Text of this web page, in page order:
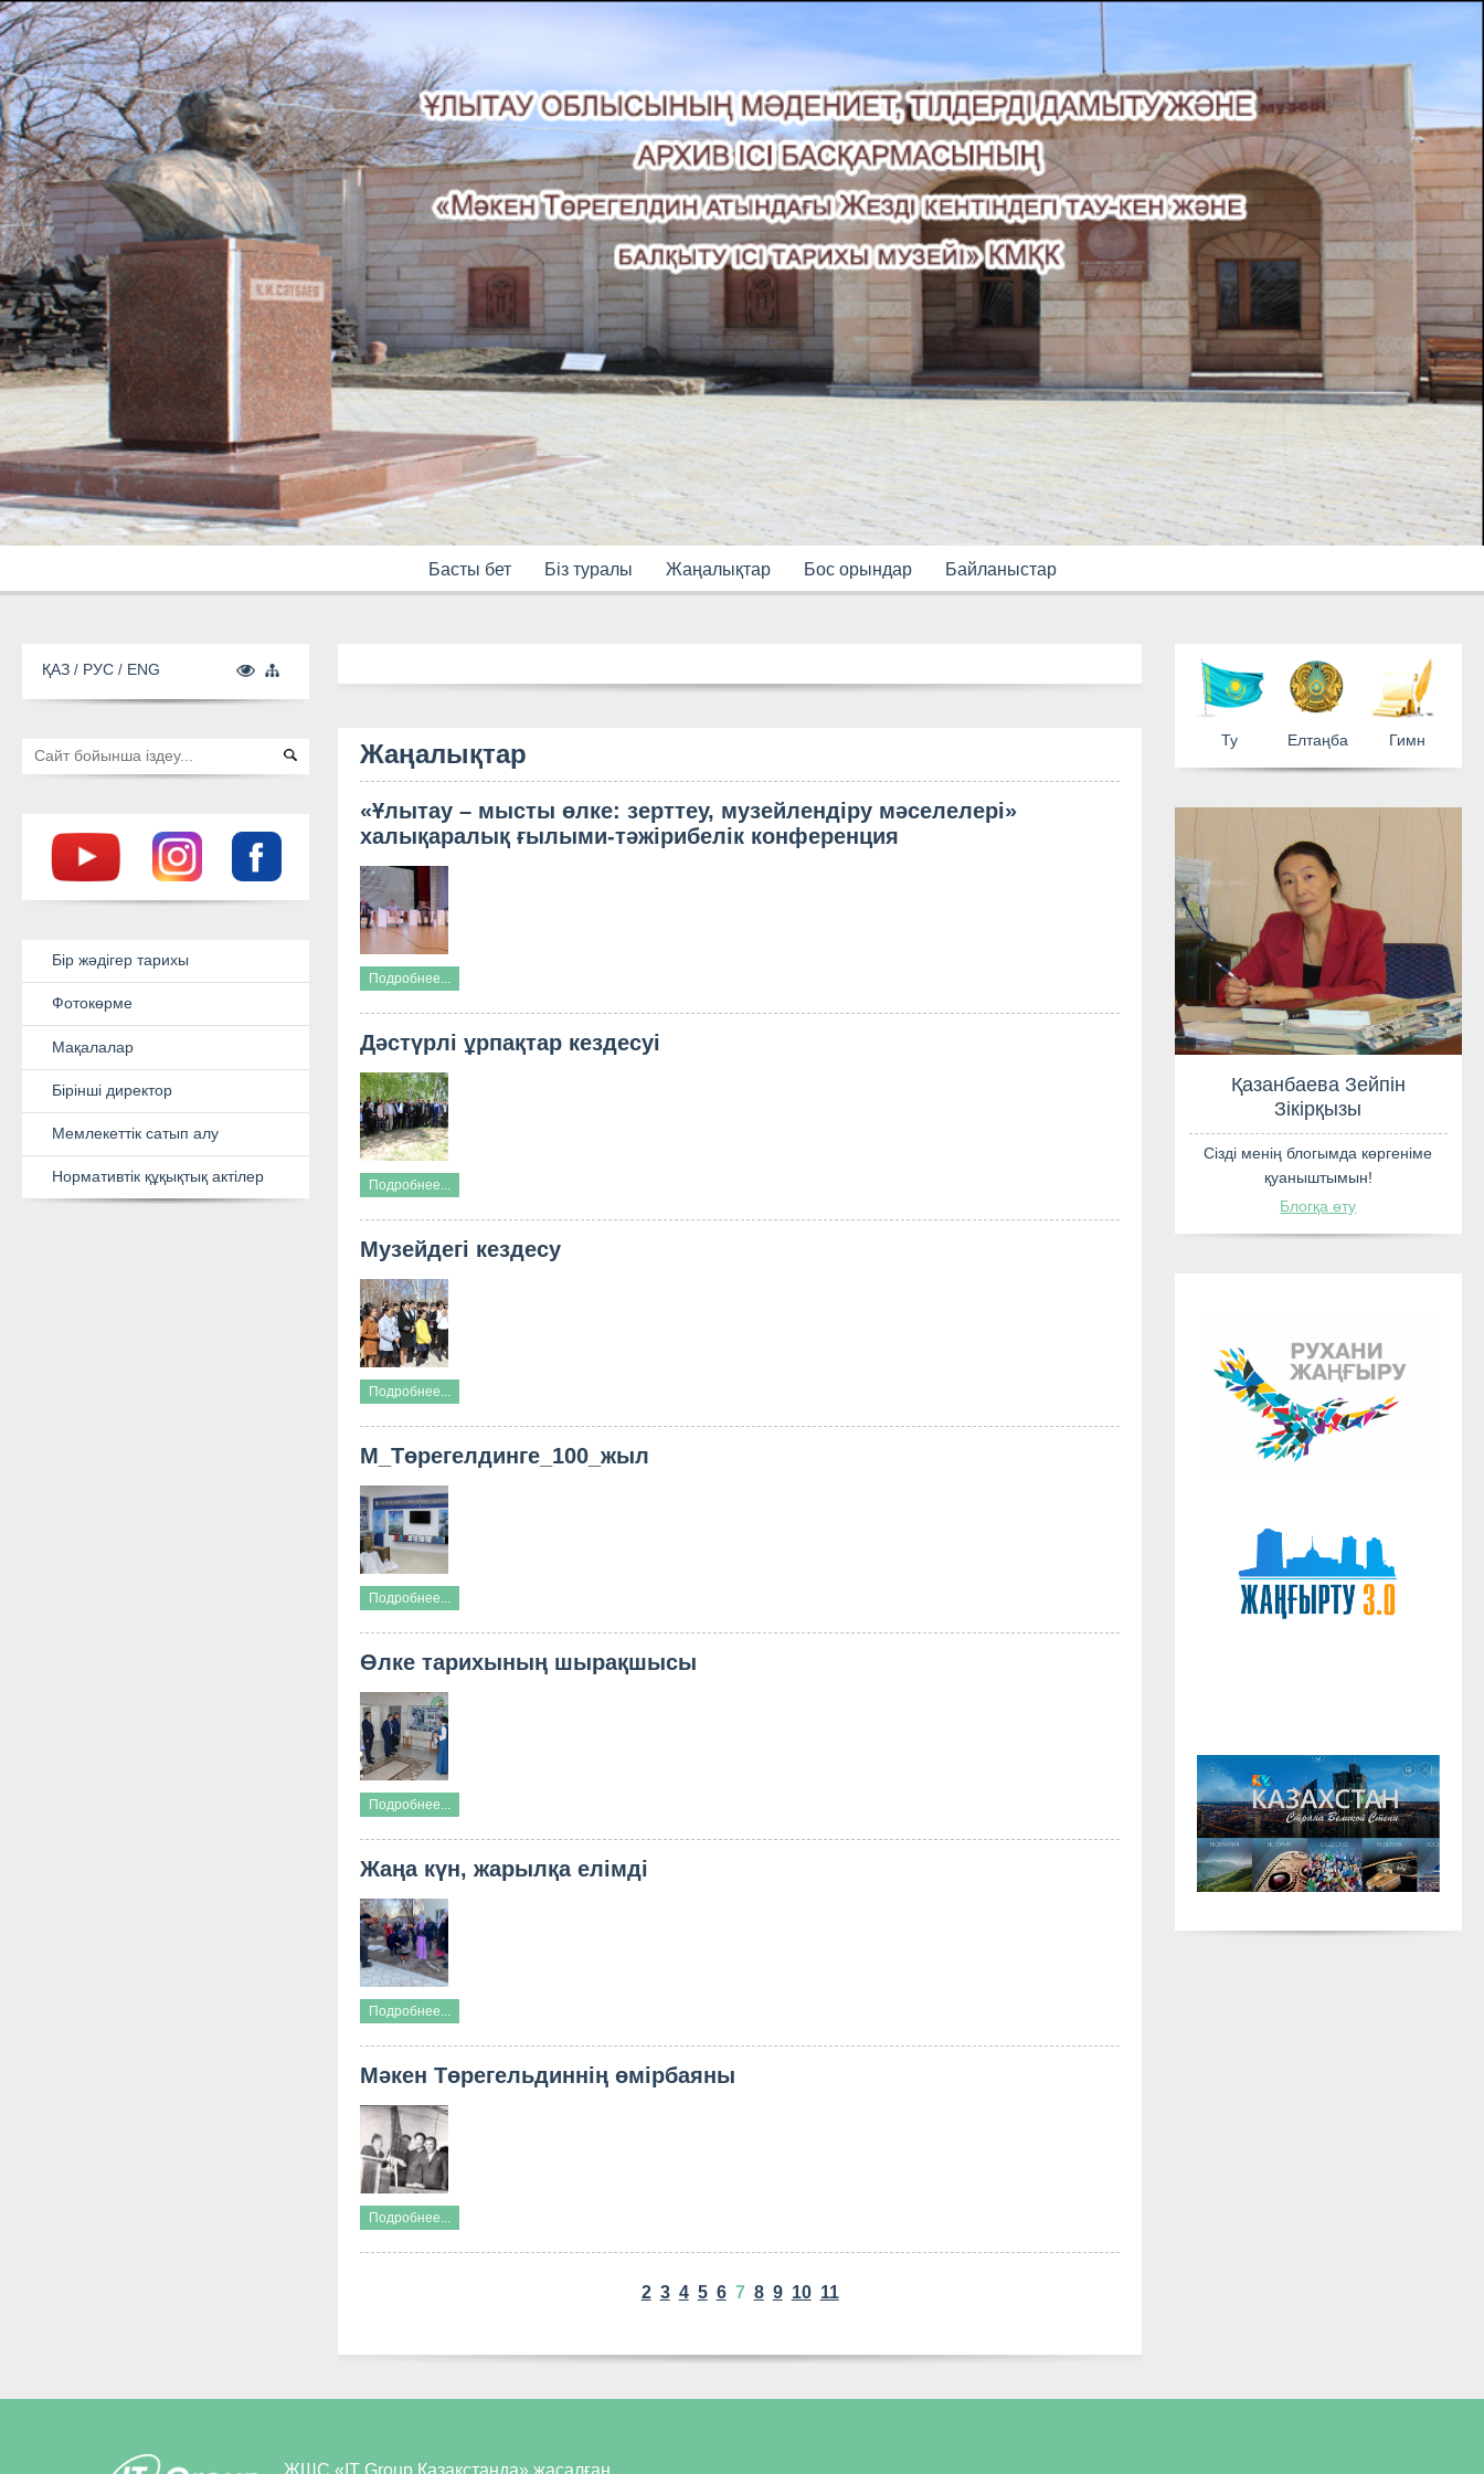
Басты бет Бiз туралы Жаңалықтар Бос орындар Байланыстар
Бір жәдігер тарихы
Фотокөрме
Мақалалар
Жаңалықтар
«Ұлытау – мысты өлке: зерттеу, музейлендіру мәселелері»
халықаралық ғылыми-тәжірибелік конференция
Подробнее...
Дәстүрлі ұрпақтар кездесуі
Подробнее...
Музейдегі кездесу
Подробнее...
М_Төрегелдинге_100_жыл
Подробнее...
Өлке тарихының шырақшысы
Подробнее...
Жаңа күн, жарылқа елімді
Подробнее...
Мәкен Төрегельдиннің өмірбаяны
Подробнее...
2 3 4 5 6 7 8 9 10 11
ЖШС «IT Group Қазақстанда» жасалған